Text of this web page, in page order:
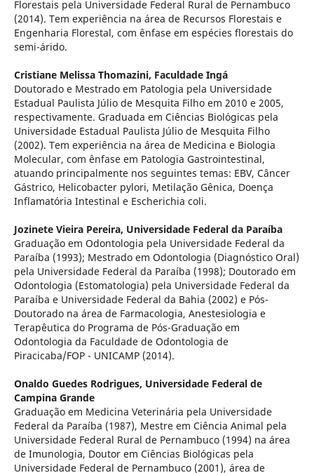
Florestais pela Universidade Federal Rural de Pernambuco
(2014). Tem experiência na área de Recursos Florestais e
Engenharia Florestal, com ênfase em espécies florestais do
semi-árido.
Cristiane Melissa Thomazini, Faculdade Ingá
Doutorado e Mestrado em Patologia pela Universidade
Estadual Paulista Júlio de Mesquita Filho em 2010 e 2005,
respectivamente. Graduada em Ciências Biológicas pela
Universidade Estadual Paulista Júlio de Mesquita Filho
(2002). Tem experiência na área de Medicina e Biologia
Molecular, com ênfase em Patologia Gastrointestinal,
atuando principalmente nos seguintes temas: EBV, Câncer
Gástrico, Helicobacter pylori, Metilação Gênica, Doença
Inflamatória Intestinal e Escherichia coli.
Jozinete Vieira Pereira, Universidade Federal da Paraíba
Graduação em Odontologia pela Universidade Federal da
Paraíba (1993); Mestrado em Odontologia (Diagnóstico Oral)
pela Universidade Federal da Paraíba (1998); Doutorado em
Odontologia (Estomatologia) pela Universidade Federal da
Paraíba e Universidade Federal da Bahia (2002) e Pós-
Doutorado na área de Farmacologia, Anestesiologia e
Terapêutica do Programa de Pós-Graduação em
Odontologia da Faculdade de Odontologia de
Piracicaba/FOP - UNICAMP (2014).
Onaldo Guedes Rodrigues, Universidade Federal de
Campina Grande
Graduação em Medicina Veterinária pela Universidade
Federal da Paraíba (1987), Mestre em Ciência Animal pela
Universidade Federal Rural de Pernambuco (1994) na área
de Imunologia, Doutor em Ciências Biológicas pela
Universidade Federal de Pernambuco (2001), área de